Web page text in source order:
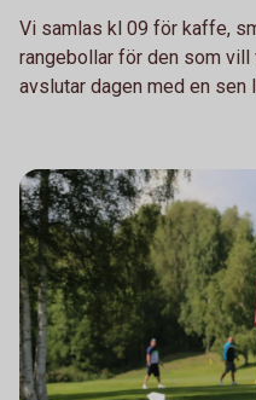
Vi samlas kl 09 för kaffe,
rangebollar för den som vill
avslutar dagen med en sen